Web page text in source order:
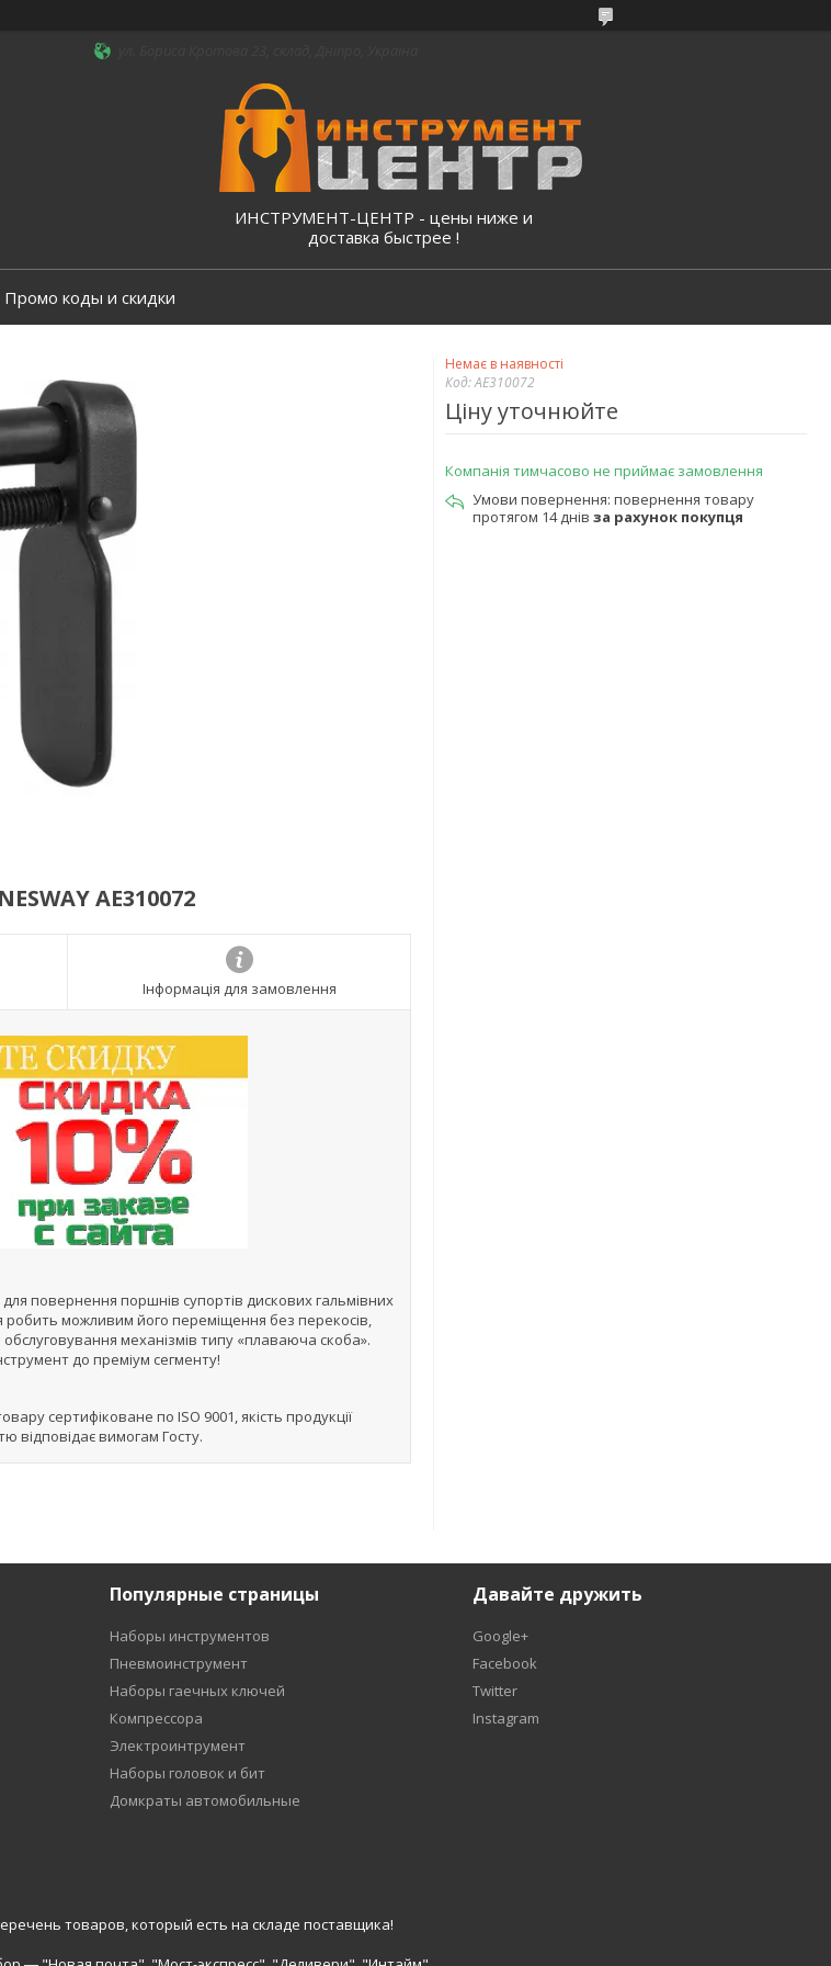
ИНСТРУМЕНТ-ЦЕНТР - цены ниже и
доставка быстрее !
Промо коды и скидки
AE310072
Інформація для замовлення
повернення поршнів супортів дискових гальмівних
можливим його переміщення без перекосів,
механізмів типу «плаваюча скоба».
до преміум сегменту!
сертифіковане по ISO 9001, якість продукції
відповідає вимогам Госту.
Немає в наявності
Код:AE310072
Ціну уточнюйте
Компанія тимчасово не приймає замовлення
повернення товару
протягом 14 днів за рахунок покупця
Популярные страницы
Наборы инструментов
Пневмоинструмент
Наборы гаечных ключей
Компрессора
Электроинтрумент
Наборы головок и бит
Домкраты автомобильные
Давайте дружить
Google+
Facebook
Twitter
Instagram
товаров, который есть на складе поставщика!